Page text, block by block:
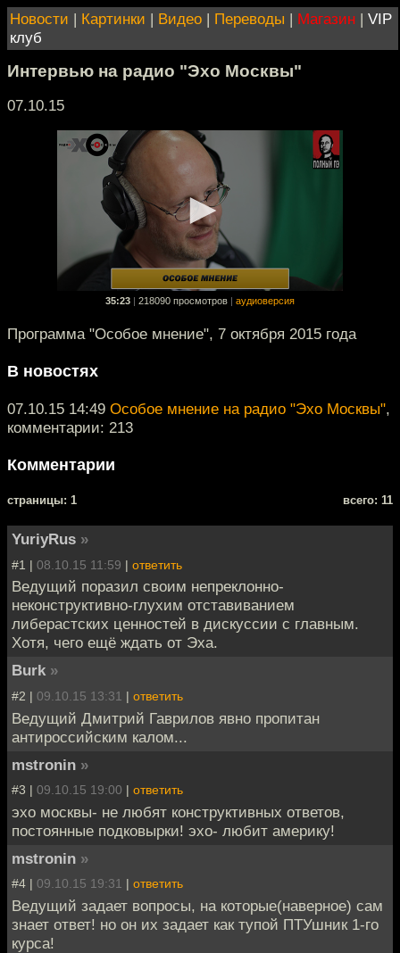
Новости | Картинки | Видео | Переводы | Магазин | VIP
клуб
Интервью на радио "Эхо Москвы"
07.10.15
35:23 218090 просмотров аудиоверсия
Программа "Особое мнение", 7 октября 2015 года
В новостях
07.10.15 14:49 Особое мнение на радио "Эхо Москвы",
комментарии: 213
Комментарии
cтраницы: 1 всего: 11
YuriyRus »
#1 | 08.10.15 11:59 | ответить
Ведущий поразил своим непреклонно-
неконструктивно-глухим отставиванием
либерастских ценностей в дискуссии с главным.
Хотя, чего ещё ждать от Эха.
Burk »
#2 | 09.10.15 13:31 | ответить
Ведущий Дмитрий Гаврилов явно пропитан
антироссийским калом...
mstronin »
#3 | 09.10.15 19:00 | ответить
эхо москвы- не любят конструктивных ответов,
постоянные подковырки! эхо- любит америку!
mstronin »
#4 | 09.10.15 19:31 | ответить
Ведущий задает вопросы, на которые(наверное) сам
знает ответ! но он их задает как тупой ПТУшник 1-го
курса!